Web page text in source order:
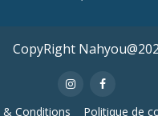
CopyRight
& Conditions Politique de